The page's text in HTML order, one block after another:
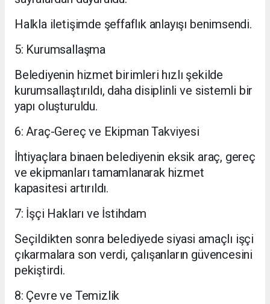
Halkla iletişimde şeffaflık anlayışı benimsendi.
5: Kurumsallaşma
Belediyenin hizmet birimleri hızlı şekilde
kurumsallaştırıldı, daha disiplinli ve sistemli bir
yapı oluşturuldu.
6: Araç-Gereç ve Ekipman Takviyesi
İhtiyaçlara binaen belediyenin eksik araç, gereç
ve ekipmanları tamamlanarak hizmet
kapasitesi artırıldı.
7: İşçi Hakları ve İstihdam
Seçildikten sonra belediyede siyasi amaçlı işçi
çıkarmalara son verdi, çalışanların güvencesini
pekiştirdi.
8: Çevre ve Temizlik